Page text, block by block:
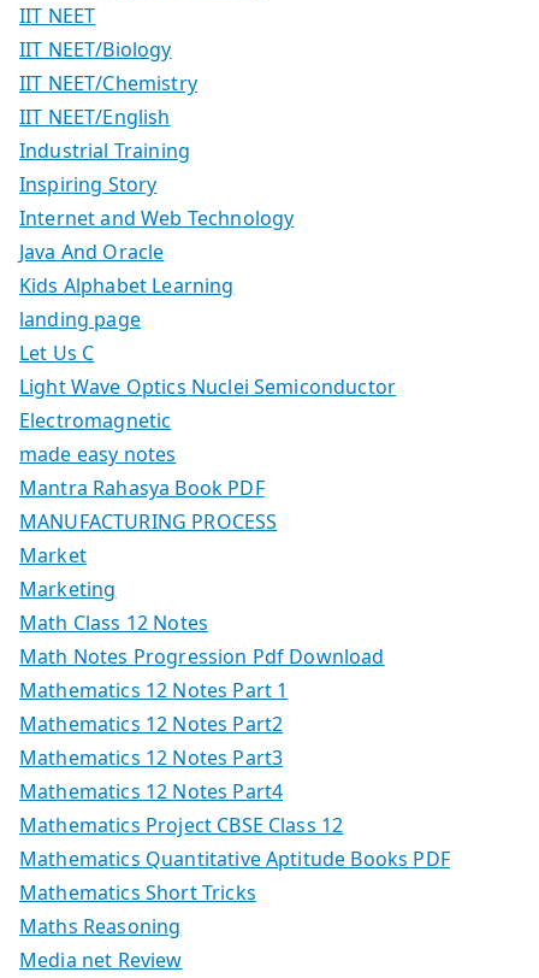
IIT NEET
IIT NEET/Biology
IIT NEET/Chemistry
IIT NEET/English
Industrial Training
Inspiring Story
Internet and Web Technology
Java And Oracle
Kids Alphabet Learning
landing page
Let Us C
Light Wave Optics Nuclei Semiconductor
Electromagnetic
made easy notes
Mantra Rahasya Book PDF
MANUFACTURING PROCESS
Market
Marketing
Math Class 12 Notes
Math Notes Progression Pdf Download
Mathematics 12 Notes Part 1
Mathematics 12 Notes Part2
Mathematics 12 Notes Part3
Mathematics 12 Notes Part4
Mathematics Project CBSE Class 12
Mathematics Quantitative Aptitude Books PDF
Mathematics Short Tricks
Maths Reasoning
Media net Review